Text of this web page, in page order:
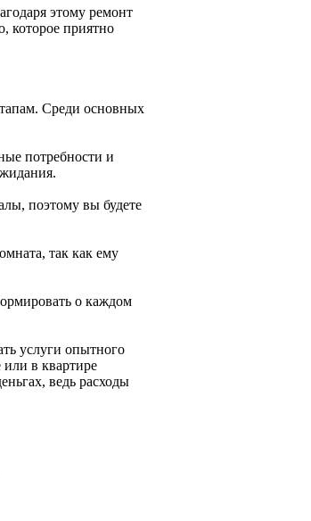
этому ремонт
которое приятно
Среди основных
потребности и
поэтому вы будете
так как ему
о каждом
услуги опытного
или в квартире
ведь расходы